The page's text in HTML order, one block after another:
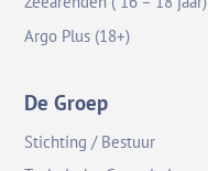
Argo Plus (18+)
De Groep
Stichting / Bestuur